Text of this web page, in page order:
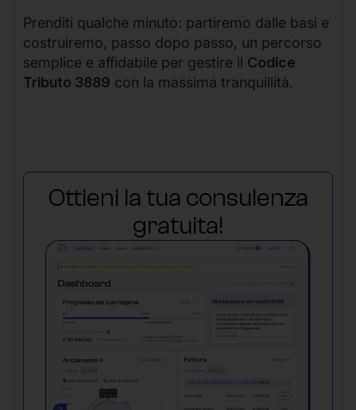
Prenditi qualche minuto: partiremo dalle basi e
costruiremo, passo dopo passo, un percorso
semplice e affidabile per gestire il Codice
Tributo 3889 con la massima tranquillità.
Ottieni la tua consulenza
gratuita!